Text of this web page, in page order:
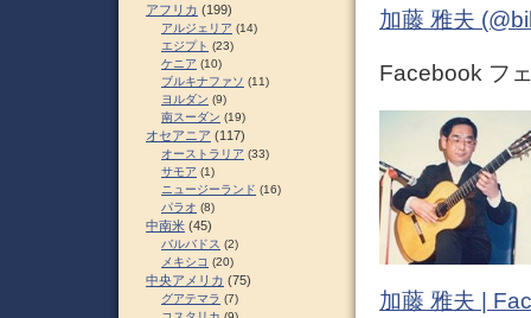
加藤 雅夫
Facebook フ
加藤 雅夫 |
アフリカ (199)
アルジェリア (14)
エジプト (23)
ケニア (10)
ブルキナファソ (11)
ヨルダン (9)
南スーダン (19)
オセアニア (117)
オーストラリア (33)
サモア (1)
ニュージーランド (16)
パラオ (8)
中南米 (45)
バルバドス (2)
メキシコ (20)
中央アメリカ (75)
グアテマラ (7)